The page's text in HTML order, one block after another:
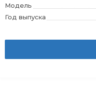
Модель
Год выпуска
Вес